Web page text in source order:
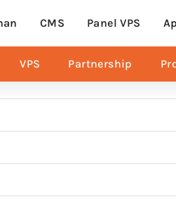
CMS Panel VPS
VPS Partnership